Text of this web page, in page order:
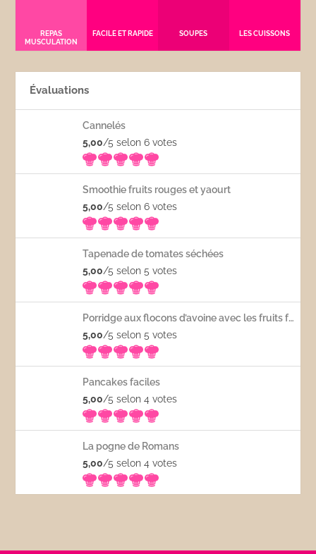
REPAS
MUSCULATION
FACILE ET RAPIDE SOUPES LES CUISSONS
Évaluations
Cannelés
5,00/5 selon 6votes
Smoothie fruits rouges et yaourt
5,00/5 selon 6votes
Tapenade de tomates séchées
5,00/5 selon 5votes
Porridge aux flocons d’avoine avec les fruits frais
5,00/5 selon 5votes
Pancakes faciles
5,00/5 selon 4votes
La pogne de Romans
5,00/5 selon 4votes